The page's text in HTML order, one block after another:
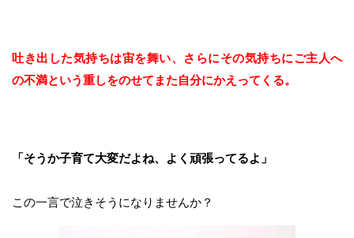
吐き出した気持ちは宙を舞い、さらにその気持ちにご主人へ
の不満という重しをのせてまた自分にかえってくる。
「そうか子育て大変だよね、よく頑張ってるよ」
この一言で泣きそうになりませんか？